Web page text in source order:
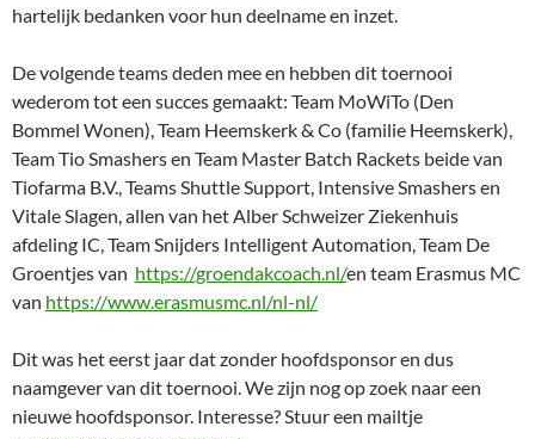
hartelijk bedanken voor hun deelname en inzet.
De volgende teams deden mee en hebben dit toernooi
wederom tot een succes gemaakt: Team MoWiTo (Den
Bommel Wonen), Team Heemskerk & Co (familie Heemskerk),
Team Tio Smashers en Team Master Batch Rackets beide van
Tiofarma B.V., Teams Shuttle Support, Intensive Smashers en
Vitale Slagen, allen van het Alber Schweizer Ziekenhuis
afdeling IC, Team Snijders Intelligent Automation, Team De
Groentjes van https://groendakcoach.nl/en team Erasmus MC
van https://www.erasmusmc.nl/nl-nl/
Dit was het eerst jaar dat zonder hoofdsponsor en dus
naamgever van dit toernooi. We zijn nog op zoek naar een
nieuwe hoofdsponsor. Interesse? Stuur een mailtje